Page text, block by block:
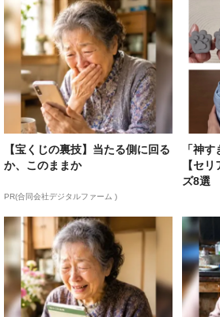
【宝くじの裏技】当たる側に回る
か、このままか
PR(合同会社デジタルファーム )
「神
【セ
ズ8選